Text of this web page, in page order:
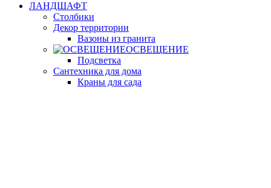
ЛАНДШАФТ
Столбики
Декор территории
Вазоны из гранита
ОСВЕЩЕНИЕ
Подсветка
Сантехника для дома
Краны для сада